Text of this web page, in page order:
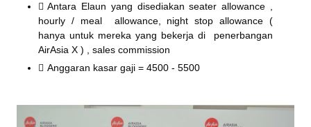
Antara Elaun yang disediakan seater allowance ,
hourly / meal allowance, night stop allowance (
hanya untuk mereka yang bekerja di penerbangan
AirAsia X ) , sales commission
Anggaran kasar gaji = 4500 - 5500